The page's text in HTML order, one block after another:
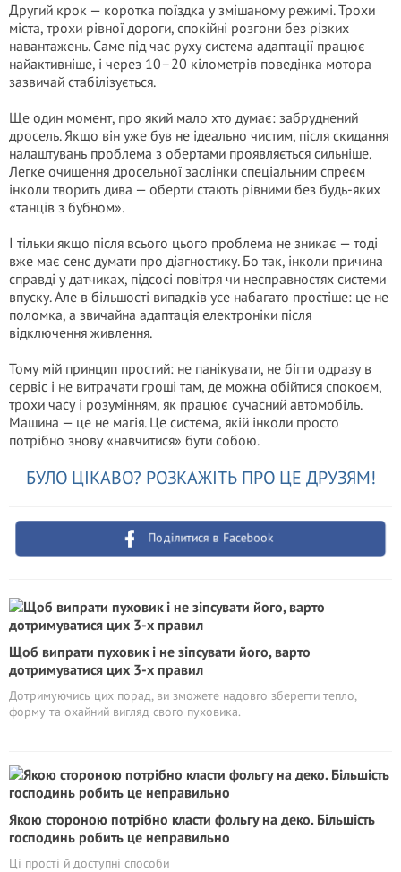
Другий крок — коротка поїздка у змішаному режимі. Трохи
міста, трохи рівної дороги, спокійні розгони без різких
навантажень. Саме під час руху система адаптації працює
найактивніше, і через 10–20 кілометрів поведінка мотора
зазвичай стабілізується.
Ще один момент, про який мало хто думає: забруднений
дросель. Якщо він уже був не ідеально чистим, після скидання
налаштувань проблема з обертами проявляється сильніше.
Легке очищення дросельної заслінки спеціальним спреєм
інколи творить дива — оберти стають рівними без будь-яких
«танців з бубном».
І тільки якщо після всього цього проблема не зникає — тоді
вже має сенс думати про діагностику. Бо так, інколи причина
справді у датчиках, підсосі повітря чи несправностях системи
впуску. Але в більшості випадків усе набагато простіше: це не
поломка, а звичайна адаптація електроніки після
відключення живлення.
Тому мій принцип простий: не панікувати, не бігти одразу в
сервіс і не витрачати гроші там, де можна обійтися спокоєм,
трохи часу і розумінням, як працює сучасний автомобіль.
Машина — це не магія. Це система, якій інколи просто
потрібно знову «навчитися» бути собою.
БУЛО ЦІКАВО? РОЗКАЖІТЬ ПРО ЦЕ ДРУЗЯМ!
Поділитися в Facebook
Щоб випрати пуховик і не зіпсувати його, варто
дотримуватися цих 3-х правил
Дотримуючись цих порад, ви зможете надовго зберегти тепло,
форму та охайний вигляд свого пуховика.
Якою стороною потрібно класти фольгу на деко. Більшість
господинь робить це неправильно
Ці прості й доступні способи